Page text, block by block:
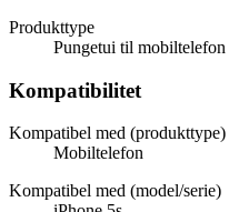
Produkttype
Pungetui til mobiltelefon
Kompatibilitet
Kompatibel med (produkttype)
Mobiltelefon
Kompatibel med (model/serie)